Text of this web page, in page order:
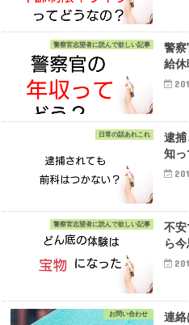
警察官志望者に読んで欲しい記事
警察
給休
日常の話あれこれ
逮捕
知っ
警察官志望者に読んで欲しい記事
不安
ら
お問い合わせ 連絡